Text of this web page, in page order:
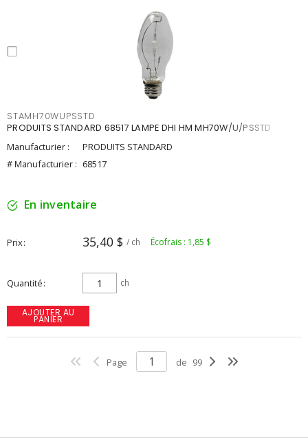
STAMH70WUPSSTD
PRODUITS STANDARD 68517 LAMPE DHI HM MH70W/U/PSSTD
Manufacturier :
PRODUITS STANDARD
# Manufacturier : 68517
En inventaire
Prix 35,40 $ / ch Écofrais : 1,85 $
Quantité ch
AJOUTER AU
PANIER
Page de 99